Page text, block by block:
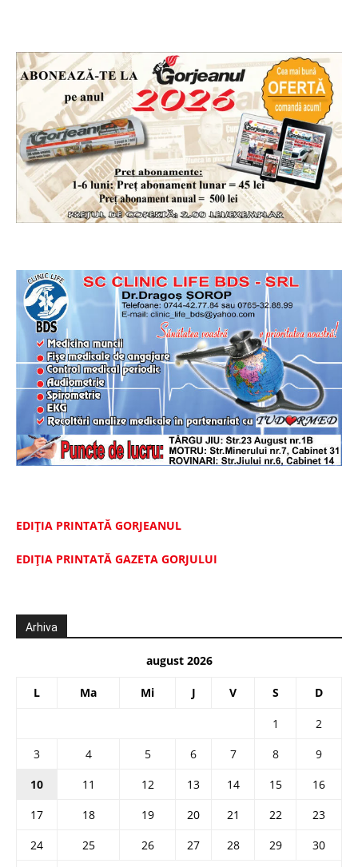
EDIȚIA PRINTATĂ GORJEANUL
EDIŢIA PRINTATĂ GAZETA GORJULUI
Arhiva
august 2026
L Ma Mi J V S D
1
2
3
4 5 6 7 8
9
10
11 12 13 14 15
16
17
18 19 20 21 22
23
24
25 26 27 28 29 30